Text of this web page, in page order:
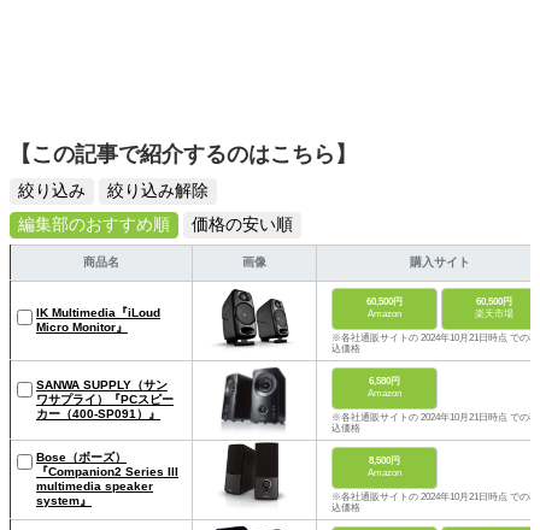
【この記事で紹介するのはこちら】
絞り込み
絞り込み解除
編集部のおすすめ順
価格の安い順
商品名 画像 購入サイト
IK Multimedia『iLoud
Micro Monitor』
60,500円
Amazon
60,500円
楽天市場
※各社通販サイトの 2024年10月21日時点 での税
込価格
SANWA SUPPLY（サン
ワサプライ）『PCスピー
カー（‎400-SP091）』
6,580円
Amazon
※各社通販サイトの 2024年10月21日時点 での税
込価格
Bose（ボーズ）
『Companion2 Series III
multimedia speaker
system』
8,500円
Amazon
※各社通販サイトの 2024年10月21日時点 での税
込価格